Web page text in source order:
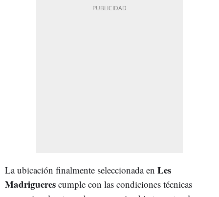
La ubicación finalmente seleccionada en Les
Madrigueres cumple con las condiciones técnicas